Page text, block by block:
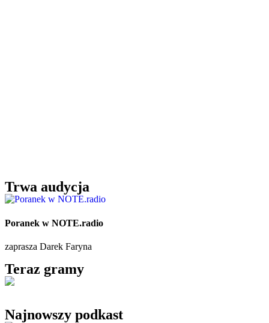
Trwa audycja
Poranek w NOTE.radio
zaprasza Darek Faryna
Teraz gramy
Najnowszy podkast